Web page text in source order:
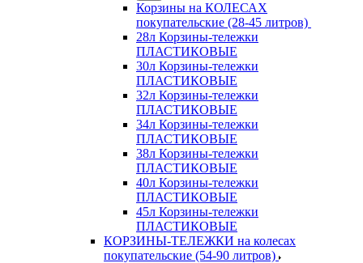
Корзины на КОЛЕСАХ
покупательские (28-45 литров)
28л Корзины-тележки
ПЛАСТИКОВЫЕ
30л Корзины-тележки
ПЛАСТИКОВЫЕ
32л Корзины-тележки
ПЛАСТИКОВЫЕ
34л Корзины-тележки
ПЛАСТИКОВЫЕ
38л Корзины-тележки
ПЛАСТИКОВЫЕ
40л Корзины-тележки
ПЛАСТИКОВЫЕ
45л Корзины-тележки
ПЛАСТИКОВЫЕ
КОРЗИНЫ-ТЕЛЕЖКИ на колесах
покупательские (54-90 литров)